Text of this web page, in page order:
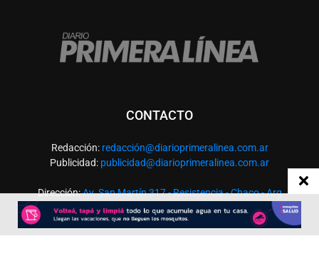
CONTACTO
Redacción: redacción@diarioprimeralinea.com.ar
Publicidad: publicidad@diarioprimeralinea.com.ar
Dirección:Av. San Martín 317 - Resistencia - Chaco - Arg
Todos los derechos reservados ©